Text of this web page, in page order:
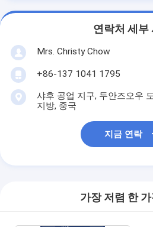
연락처 세부
Mrs. Christy Chow
+86-137 1041 1795
샤후 공업 지구, 두안즈오우
지방, 중국
지금 연락
가장 저렴 한